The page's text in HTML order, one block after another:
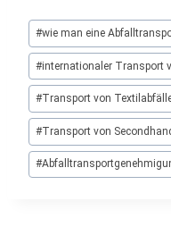
Schlagworte:
#wie man eine
#internationaler Transport
#Transport von
#Transport von
#